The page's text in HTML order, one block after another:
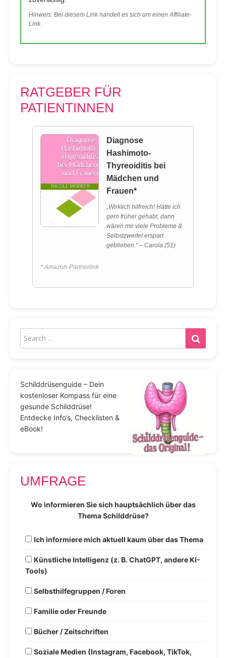
Hinweis: Bei diesem Link handelt es sich um einen Affiliate-
Link.
RATGEBER FÜR
PATIENTINNEN
Diagnose
Hashimoto-
Thyreoiditis bei
Mädchen und
Frauen*
„Wirklich hilfreich! Hätte ich
gern früher gehabt, dann
wären mir viele Probleme &
Selbstzweifel erspart
geblieben.“ – Carola (51)
* Amazon-Partnerlink
Schilddrüsenguide – Dein
kostenloser Kompass für eine
gesunde Schilddrüse!
Entdecke Info’s, Checklisten &
eBook!
UMFRAGE
Wo informieren Sie sich hauptsächlich über das
Thema Schilddrüse?
Ich informiere mich aktuell kaum über das Thema
Künstliche Intelligenz (z. B. ChatGPT, andere KI-
Tools)
Selbsthilfegruppen / Foren
Familie oder Freunde
Bücher / Zeitschriften
Soziale Medien (Instagram, Facebook, TikTok,